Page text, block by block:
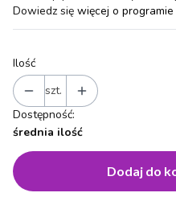
Dowiedz się więcej o
Ilość
szt.
Dostępność:
średnia ilość
Dodaj do